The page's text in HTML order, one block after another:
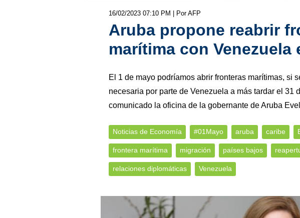
16/02/2023 07:10 PM | Por AFP
Aruba propone reabrir
marítima con Venezuela
El 1 de mayo podríamos abrir fronteras marítimas, si
necesaria por parte de Venezuela a más tardar el 31
comunicado la oficina de la gobernante de Aruba
Noticias de Economía #01Mayo aruba caribe
frontera marítima migración países bajos
relaciones diplomáticas Venezuela